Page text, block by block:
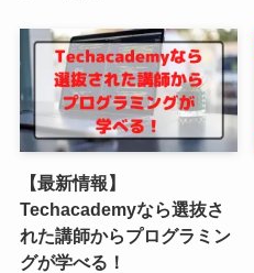
【最新情報】
Techacademyなら選抜さ
れた講師からプログラミン
グが学べる！